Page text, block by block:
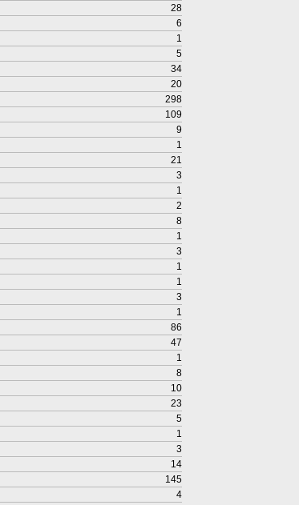
28
6
1
5
34
20
298
109
9
1
21
3
1
2
8
1
3
1
1
3
1
86
47
1
8
10
23
5
1
3
14
145
4